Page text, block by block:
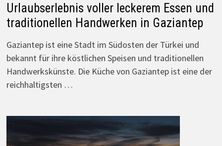
Urlaubserlebnis voller leckerem Essen und
traditionellen Handwerken in Gaziantep
Gaziantep ist eine Stadt im Südosten der Türkei und
bekannt für ihre köstlichen Speisen und traditionellen
Handwerkskünste. Die Küche von Gaziantep ist eine der
reichhaltigsten …